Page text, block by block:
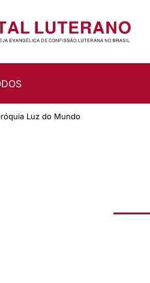
Luz do Mundo